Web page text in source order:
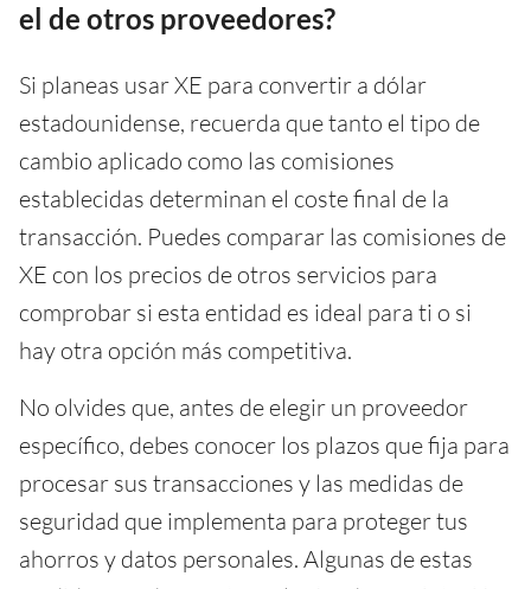
el de otros proveedores?
Si planeas usar XE para convertir a dólar
estadounidense, recuerda que tanto el tipo de
cambio aplicado como las comisiones
establecidas determinan el coste final de la
transacción. Puedes comparar las comisiones de
XE con los precios de otros servicios para
comprobar si esta entidad es ideal para ti o si
hay otra opción más competitiva.
No olvides que, antes de elegir un proveedor
específico, debes conocer los plazos que fija para
procesar sus transacciones y las medidas de
seguridad que implementa para proteger tus
ahorros y datos personales. Algunas de estas